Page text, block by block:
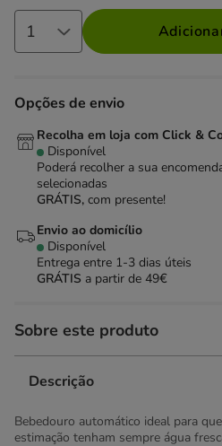
Opções de envio
Recolha em loja com Click &
Disponível
Poderá recolher a sua
selecionadas
GRÁTIS, com presente!
Envio ao domicílio
Disponível
Entrega entre 1-3 dias úteis
GRÁTIS a partir de 49€
Sobre este produto
Descrição
Bebedouro automático ideal para
estimação tenham sempre água